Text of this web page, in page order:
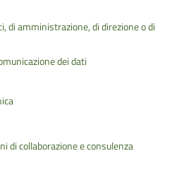
di amministrazione, di direzione o di
dei dati
di collaborazione e consulenza